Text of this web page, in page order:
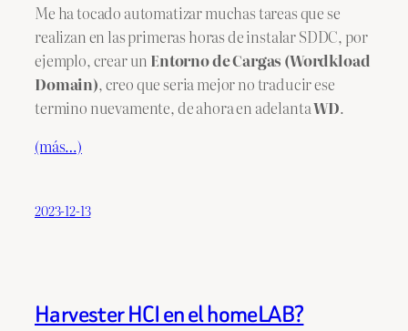
Me ha tocado automatizar muchas tareas que se
realizan en las primeras horas de instalar SDDC, por
ejemplo, crear un Entorno de Cargas (Wordkload
Domain), creo que seria mejor no traducir ese
termino nuevamente, de ahora en adelantaWD.
(más…)
2023-12-13
Harvester HCI en el homeLAB?